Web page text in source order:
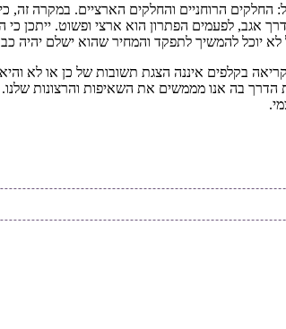
הרוחניים והחלקים הארציים. במקרה זה,
אגב, לפעמים הפתרון הוא ארצי ופשוט. ייתכן
יוכל להמשיך לתפקד והמחיר שהוא ישלם יהיה
בקלפים איננה הצגת תשובות של כן או לא